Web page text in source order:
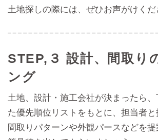
土地探しの際には、ぜひお声がけくだ
STEP,３ 設計、間取り
ング
土地、設計・施工会社が決まったら
た優先順位リストをもとに、担当者
間取りパターンや外観パースなどを